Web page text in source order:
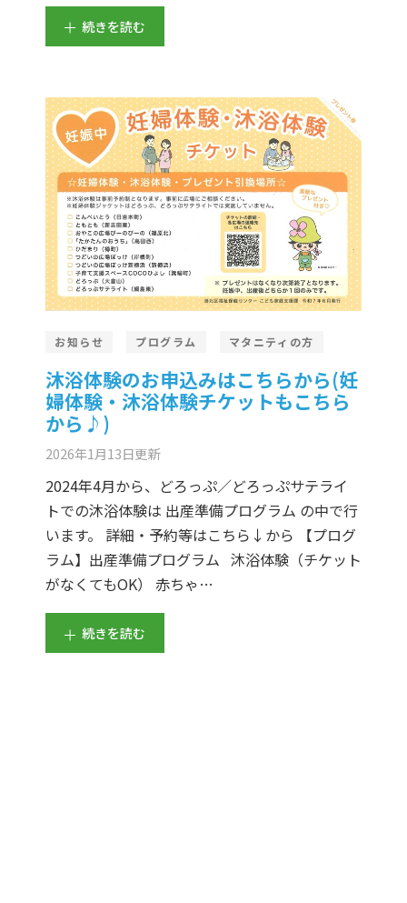
続きを読む
お知らせ プログラム マタニティの方
沐浴体験のお申込みはこちらから(妊
婦体験・沐浴体験チケットもこちら
から♪)
2026年1月13日更新
2024年4月から、どろっぷ／どろっぷサテライ
トでの沐浴体験は 出産準備プログラム の中で行
います。 詳細・予約等はこちら↓から 【プログ
ラム】出産準備プログラム 沐浴体験（チケット
がなくてもOK） 赤ちゃ…
続きを読む